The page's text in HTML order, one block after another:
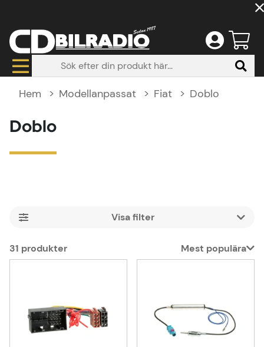
Hem Modellanpassat Fiat Doblo
Doblo
Filtrera
31 produkter
Mest populära